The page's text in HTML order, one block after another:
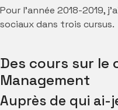
Pour l’année 2018-2019,
sociaux dans trois cursus.
Des cours sur le
Management
Auprès de qui ai-